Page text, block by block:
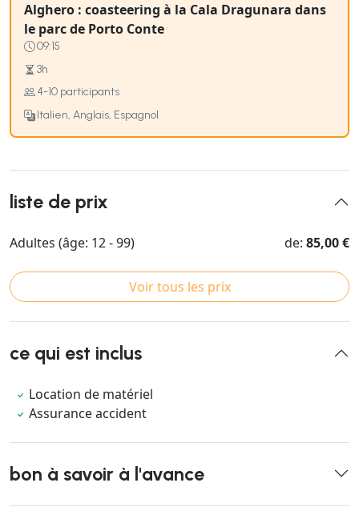
Alghero : coasteering à la Cala Dragunara dans
le parc de Porto Conte
09:15
3h
4-10 participants
Italien, Anglais, Espagnol
liste de prix
Adultes (âge: 12 - 99) de: 85,00 €
Voir tous les prix
ce qui est inclus
Location de matériel
Assurance accident
bon à savoir à l'avance